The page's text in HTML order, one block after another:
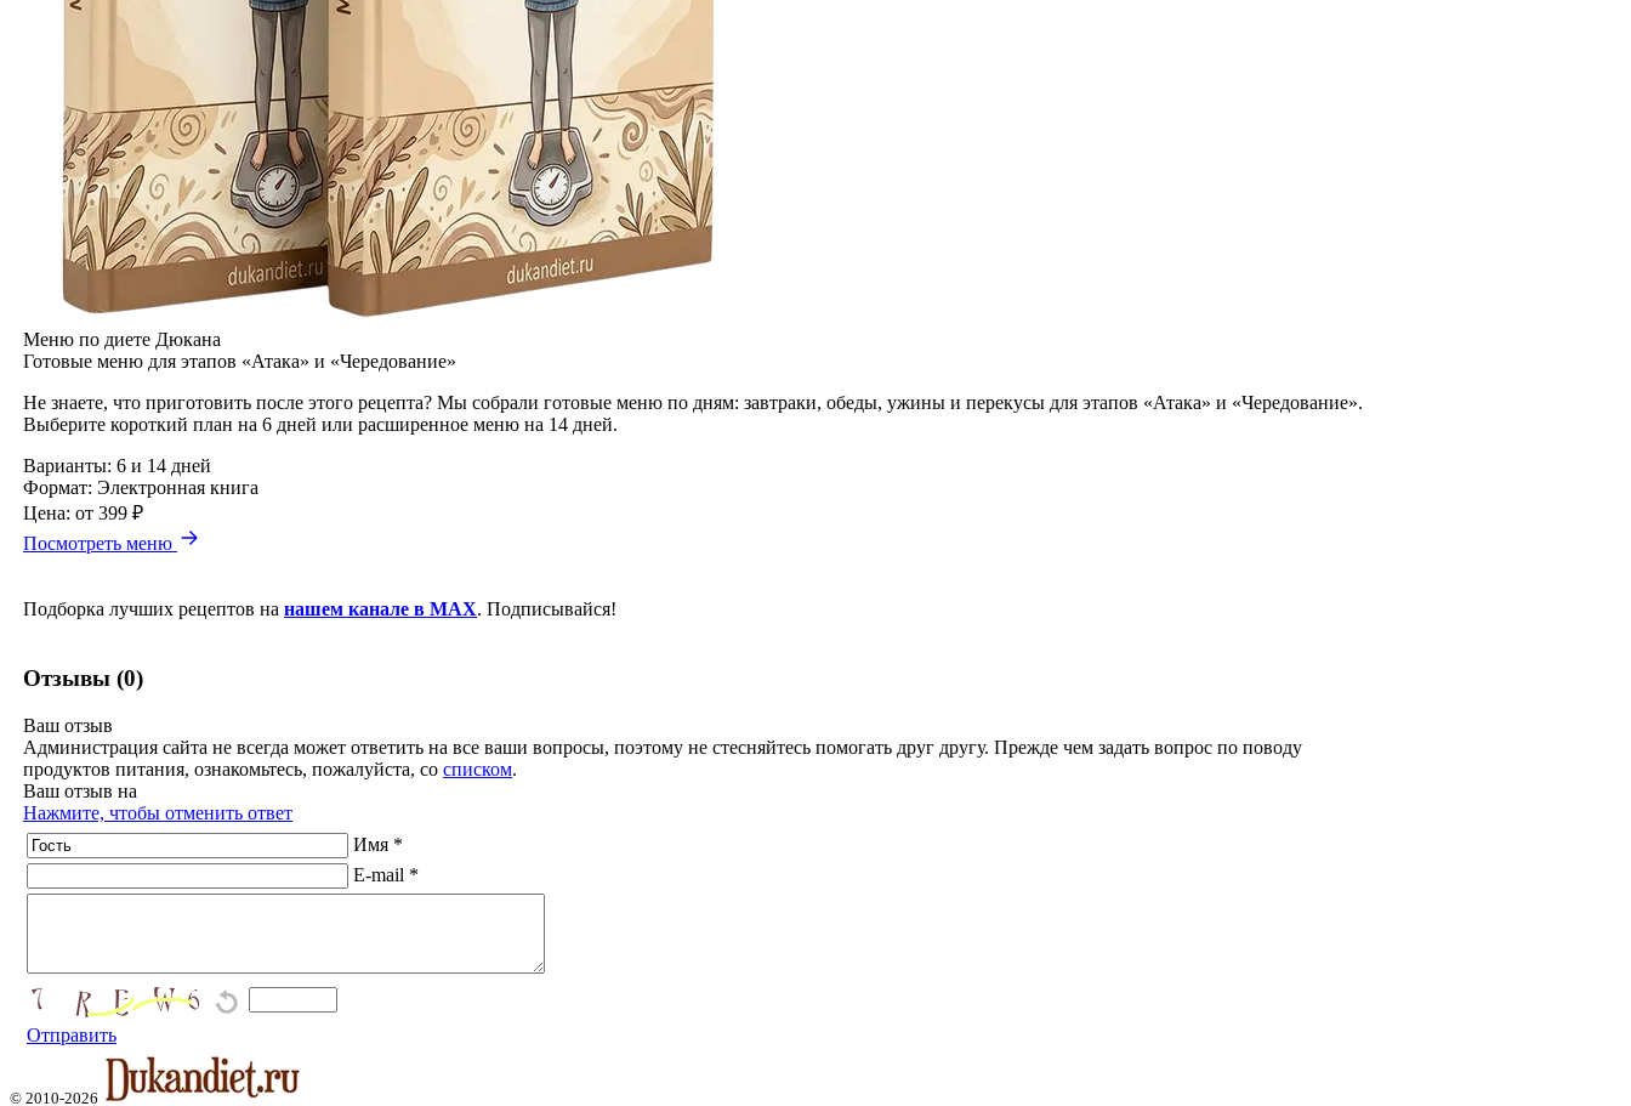
Меню по диете Дюкана
Готовые меню для этапов «Атака» и «Чередование»
Не знаете, что приготовить после этого рецепта? Мы собрали готовые меню по дням: завтраки, обеды, ужины и перекусы для этапов «Атака» и «Чередование».
Выберите короткий план на 6 дней или расширенное меню на 14 дней.
Варианты: 6 и 14 дней
Формат: Электронная книга
Цена: от 399 ₽
Посмотреть меню
Подборка лучших рецептов на нашем канале в MAX. Подписывайся!
Отзывы (0)
Ваш отзыв
Администрация сайта не всегда может ответить на все ваши вопросы, поэтому не стесняйтесь помогать друг другу. Прежде чем задать вопрос по поводу
продуктов питания, ознакомьтесь, пожалуйста, со списком.
Ваш отзыв на
Нажмите, чтобы отменить ответ
Имя *
E-mail *
Отправить
© 2010-2026